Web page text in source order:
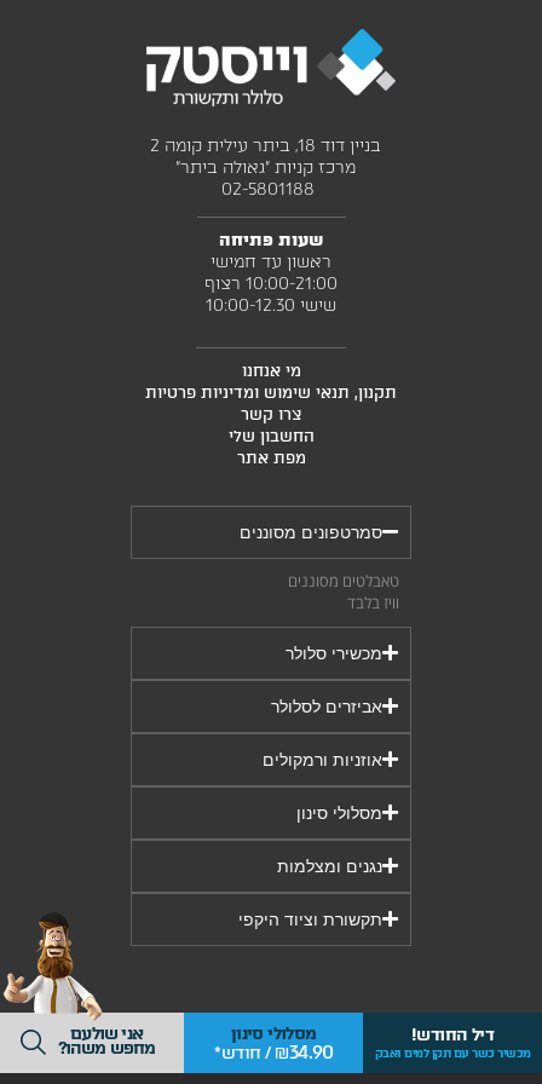
בניין דוד 18, ביתר עילית קומה 2
מרכז קניות "גאולה ביתר"
02-5801188 ‎
שעות פתיחה
ראשון עד חמישי
10:00-21:00 רצוף
שישי 10:00-12.30
מי אנחנו
תקנון, תנאי שימוש ומדיניות פרטיות
צרו קשר
החשבון שלי
מפת אתר
סמרטפונים מסוננים
טאבלטים מסוננים
וויז בלבד
מכשירי סלולר
אביזרים לסלולר
אוזניות ורמקולים
מסלולי סינון
נגנים ומצלמות
תקשורת וציוד היקפי
דיל החודש!
מכשיר כשר עם תקן למים ואבק
מסלולי סינון
34.90₪ / חודש*
אני שולעם
מחפש משהו?